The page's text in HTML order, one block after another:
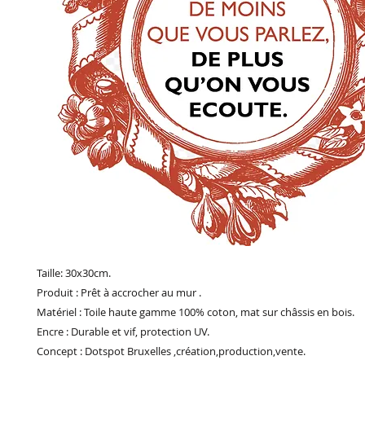
Taille: 30x30cm.
Produit : Prêt à accrocher au mur .
Matériel : Toile haute gamme 100% coton, mat sur châssis en bois.
Encre : Durable et vif, protection UV.
Concept : Dotspot Bruxelles ,création,production,vente.